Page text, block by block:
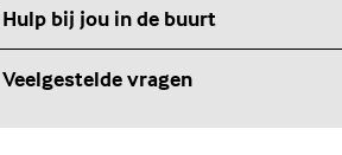
Hulp bij jou in de buurt
(Externe link)
Veelgestelde vragen
(Externe link)